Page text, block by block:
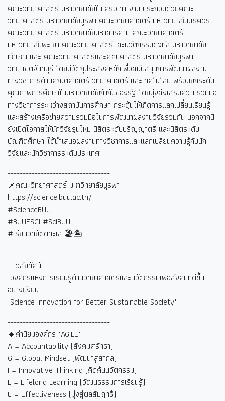
คณะวิทยาศาสตร์ มหาวิทยาลัยในเครือเทา-งาม ประกอบด้วยคณะ
วิทยาศาสตร์ มหาวิทยาลัยบูรพา คณะวิทยาศาสตร์ มหาวิทยาลัยนเรศวร
คณะวิทยาศาสตร์ มหาวิทยาลัยมหาสารคาม คณะวิทยาศาสตร์
มหาวิทยาลัยพะเยา คณะวิทยาศาสตร์และนวัตกรรมดิจิทัล มหาวิทยาลัย
ทักษิณ และ คณะวิทยาศาสตร์และศิลปศาสตร์ มหาวิทยาลัยบูรพา
วิทยาเขตจันทบุรี โดยมีวัตถุประสงค์หลักเพื่อสนับสนุนการพัฒนาผลงาน
ทางวิชาการด้านคณิตศาสตร์ วิทยาศาสตร์ และเทคโนโลยี พร้อมยกระดับ
คุณภาพการศึกษาในมหาวิทยาลัยกำกับของรัฐ โดยมุ่งส่งเสริมความร่วมมือ
ทางวิชาการระหว่างสถาบันการศึกษา กระตุ้นให้เกิดการแลกเปลี่ยนเรียนรู้
และสร้างเครือข่ายความร่วมมือในการพัฒนาผลงานวิจัยร่วมกัน นอกจากนี้
ยังเปิดโอกาสให้นักวิจัยรุ่นใหม่ นิสิตระดับปริญญาตรี และนิสิตระดับ
บัณฑิตศึกษา ได้นำเสนอผลงานทางวิชาการและแลกเปลี่ยนความรู้กับนัก
วิจัยและนักวิชาการระดับประเทศ
----------------------------------
📌คณะวิทยาศาสตร์ มหาวิทยาลัยบูรพา
https://science.buu.ac.th/
#ScienceBUU
#BUUFSCI #SciBUU
#เรียนวิทย์ติดทะเล 🏖🏝
----------------------------------
🔸วิสัยทัศน์
"องค์กรแห่งการเรียนรู้ด้านวิทยาศาสตร์และนวัตกรรมเพื่อสังคมที่ดีขึ้น
อย่างยั่งยืน"
"Science Innovation for Better Sustainable Society"
----------------------------------
🔸ค่านิยมองค์กร "AGILE"
A = Accountability (สังคมศรัทธา)
G = Global Mindset (พัฒนาสู่สากล)
I = Innovative Thinking (คิดค้นนวัตกรรม)
L = Lifelong Learning (วัฒนธรรมการเรียนรู้)
E = Effectiveness (มุ่งสู่ผลสัมฤทธิ์)